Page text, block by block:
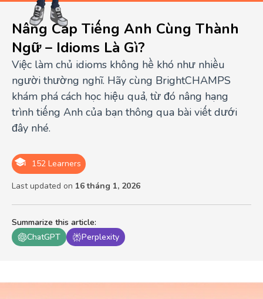
Summarize this article:
ChatGPT
Perplexity
152 Learners
Last updated on 16 tháng 1, 2026
Nâng Cấp Tiếng Anh Cùng Thành
Ngữ – Idioms Là Gì?
Việc làm chủ idioms không hề khó như nhiều
người thường nghĩ. Hãy cùng BrightCHAMPS
khám phá cách học hiệu quả, từ đó nâng hạng
trình tiếng Anh của bạn thông qua bài viết dưới
đây nhé.